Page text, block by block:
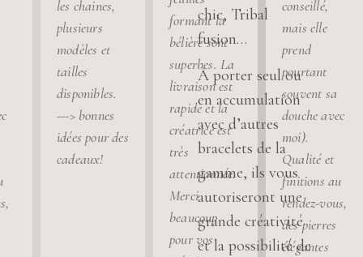
les chaines,
plusieurs
modèles et
tailles
disponibles.
---> bonnes
idées pour des
cadeaux!
formant la
bélière sont
superbes. La
livraison est
rapide et la
créatrice est
très
attentionnée.
Merci
beaucoup
pour vos
conseillé,
mais elle
prend
pourtant
souvent sa
douche avec
moi).
Qualité et
finitions au
rendez-vous,
des pierres
élégantes
chic, Tribal
fusion…
À porter seul ou
en accumulation
avec d’autres
bracelets de la
gamme, ils vous
autoriseront une
grande créativité
et la possibilité de